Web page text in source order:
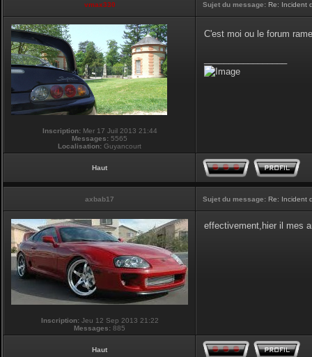
vmax330 Sujet du message: Re: Incident
Inscription:Mer 17 Juil 2013 21:44
Messages: 5565
Localisation: Guyancourt
C'est moi ou le forum
Haut
axbab17 Sujet du message: Re: Incident
Inscription:Jeu 12 Sep 2013 21:22
Messages: 885
effectivement,hier il mes
Haut